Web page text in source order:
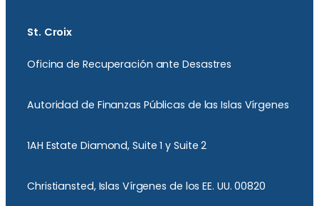
St. Croix
Oficina de Recuperación ante Desastres
Autoridad de Finanzas Públicas de las Islas Vírgenes
1AH Estate Diamond, Suite 1 y Suite 2
Christiansted, Islas Vírgenes de los EE. UU. 00820